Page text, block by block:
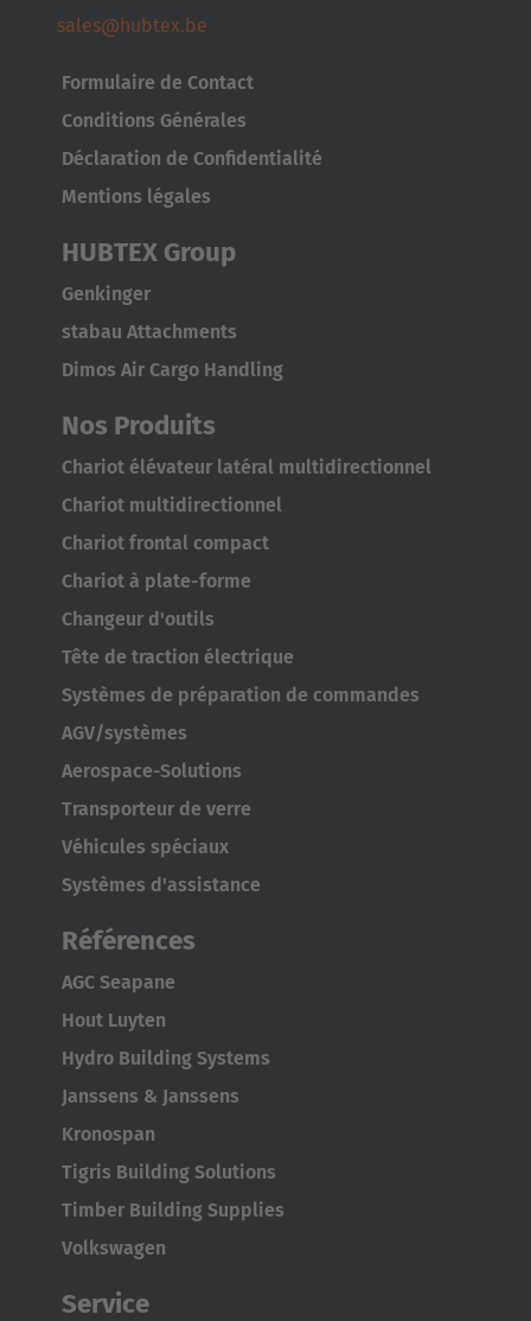
AMERICA
United States
English
ASIA/PACIFIC
Australia
English
Japan
sales@hubtex.be
Formulaire de Contact
Conditions Générales
Déclaration de Confidentialité
Mentions légales
HUBTEX Group
Genkinger
stabau Attachments
Dimos Air Cargo Handling
Nos Produits
Chariot élévateur latéral multidirectionnel
Chariot multidirectionnel
Chariot frontal compact
Chariot à plate-forme
Changeur d'outils
Tête de traction électrique
Systèmes de préparation de commandes
AGV/systèmes
Aerospace-Solutions
Transporteur de verre
Véhicules spéciaux
Systèmes d'assistance
Références
AGC Seapane
Hout Luyten
Hydro Building Systems
Janssens & Janssens
Kronospan
Tigris Building Solutions
Timber Building Supplies
Volkswagen
Service